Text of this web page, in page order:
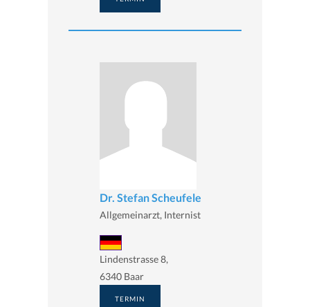
Dr. Stefan Scheufele
Allgemeinarzt, Internist
Lindenstrasse 8,
6340 Baar
TERMIN